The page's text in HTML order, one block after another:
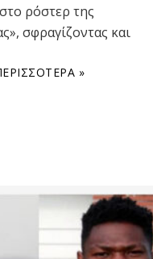
ρόστερ της
σφραγίζοντας και
»